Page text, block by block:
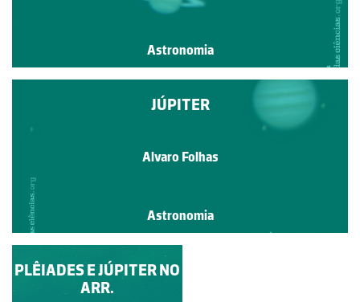
Astronomia
JÚPITER
Alvaro Folhas
Astronomia
SOL
PLÊIADES E JÚPITER NO
ARR.